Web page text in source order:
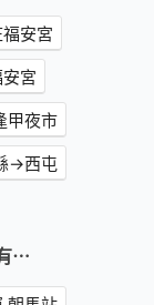
安宮
宮
甲夜市
→西屯
⋯